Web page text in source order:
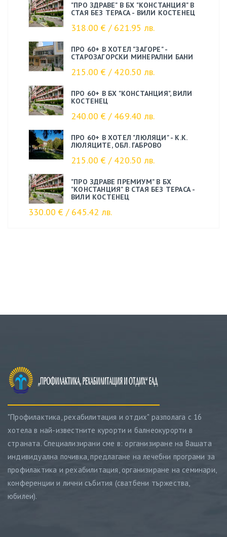
"ПРО ЗДРАВЕ" В БХ "КОНСТАНЦИЯ" В
СТАЯ БЕЗ ТЕРАСА - ВИЛИ КОСТЕНЕЦ
318.00 € / 621.95 лв.
ПРО 60+ В ХОТЕЛ "ЗАГОРЕ" -
СТАРОЗАГОРСКИ МИНЕРАЛНИ БАНИ
215.00 € / 420.50 лв.
ПРО 60+ В БХ "КОНСТАНЦИЯ", ВИЛИ
КОСТЕНЕЦ
240.00 € / 469.40 лв.
ПРО 60+ В ХОТЕЛ "ЛЮЛЯЦИ" - К.К.
ЛЮЛЯЦИТЕ, ОБЛ. ГАБРОВО
215.00 € / 420.50 лв.
"ПРО ЗДРАВЕ ПРЕМИУМ" В БХ
"КОНСТАНЦИЯ" В СТАЯ БЕЗ ТЕРАСА -
ВИЛИ КОСТЕНЕЦ
330.00 € / 645.42 лв.
"Профилактика, рехабилитация и отдих" разполага с 16
хотела в най-известните курорти и балнеокурорти в
страната. Специализирани сме в: организиране на Вашата
индивидуална почивка, предлагане на лечебни програми за
профилактика и рехабилитация, организиране на семинари,
конференции и лични събития (сватбени тържества,
юбилеи).